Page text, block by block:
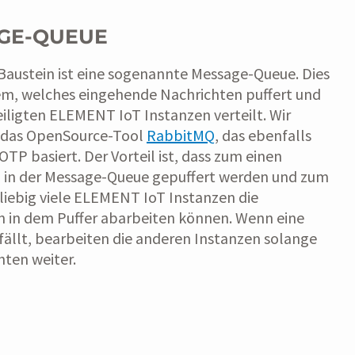
QUEUE
ist eine sogenannte Message-Queue. Dies
welches eingehende Nachrichten puffert und
ELEMENT IoT Instanzen verteilt. Wir
OpenSource-Tool RabbitMQ, das ebenfalls
basiert. Der Vorteil ist, dass zum einen
der Message-Queue gepuffert werden und zum
viele ELEMENT IoT Instanzen die
in dem Puffer abarbeiten können. Wenn eine
bearbeiten die anderen Instanzen solange
weiter.